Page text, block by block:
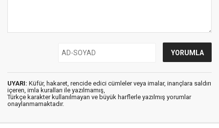
UYARI: Küfür, hakaret, rencide edici cümleler veya imalar, inançlara saldırı
içeren, imla kuralları ile yazılmamış,
Türkçe karakter kullanılmayan ve büyük harflerle yazılmış yorumlar
onaylanmamaktadır.